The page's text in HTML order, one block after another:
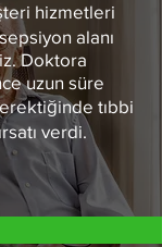
hizmetleri
alanı
Doktora
uzun süre
tıbbi
verdi.